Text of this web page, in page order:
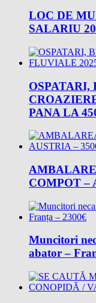
LOC DE
SALARIU
OSPATARI,
PANA LA
COMPOT –
Muncitori
abator –